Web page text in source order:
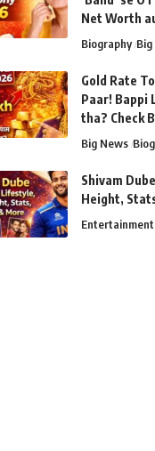
Net Worth
Biography Big
Gold Rate
Paar! Bappi
tha? Check
Big News
Shivam
Height,
Entertainment